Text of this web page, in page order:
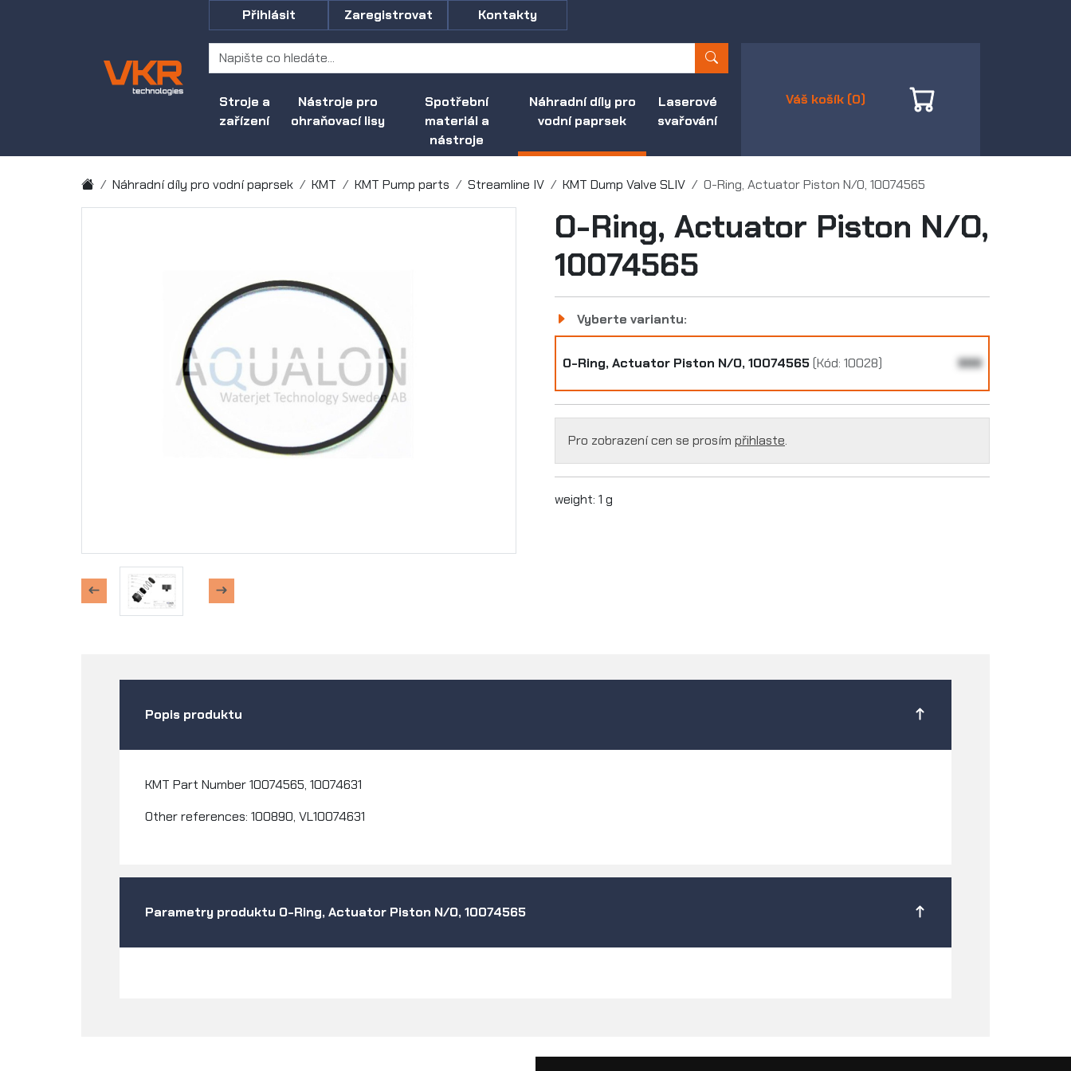
Stroje a
zařízení
Nástroje pro
ohraňovací lisy
Spotřební
materiál a
nástroje
Náhradní díly pro
vodní paprsek
Laserové
svařování
Přihlásit Zaregistrovat Kontakty
Váš košík (0)
Náhradní díly pro vodní paprsek KMT KMT Pump parts Streamline IV KMT Dump Valve SLIV O-Ring, Actuator Piston N/O, 10074565
O-Ring, Actuator Piston N/O,
10074565
Vyberte variantu:
O-Ring, Actuator Piston N/O, 10074565(Kód: 10028) 999
Pro zobrazení cen se prosím přihlaste.
weight: 1 g
Popis produktu
KMT Part Number10074565, 10074631
Other references: 100890, VL10074631
Parametry produktu O-Ring, Actuator Piston N/O, 10074565